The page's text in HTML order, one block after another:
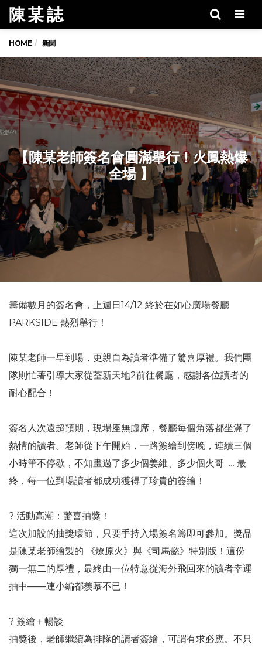
陳 某 誌
HOME 新聞
【陳某老師簽名會圓滿舉行！火鳳熱爆
全場 】
籌備數月的簽名會，上週日14/12 終於在如心廣場餐廳
PARKSIDE 熱烈舉行！
陳某老師一早到場，更親自為讀者準備了驚喜厚禮。我們團
隊則忙著引導大家從荃新天地2前往餐廳，感謝各位讀者的
耐心配合！
簽名人次遠超預期，現場座無虛席，餐廳每個角落都坐滿了
熱情的讀者。老師從下午開始，一路簽繪到傍晚，連續三個
小時筆不停歇，不知畫過了多少個姜維、多少個火哥……最
終，每一位到場讀者都成功獲得了珍貴的簽繪！
? 活動高潮：驚喜抽獎！
這次加設的抽獎環節，只要手持入場簽名籌即可參加。獎品
是陳某老師繪製的 《燎原火》與《司馬懿》特別版！這份
獨一無二的厚禮，最終由一位特意從海外飛回來的讀者幸運
抽中——連小編都羨慕不已！
? 簽繪＋暢談
抽獎後，老師繼續為排隊的讀者簽繪，可謂有求必應。不只